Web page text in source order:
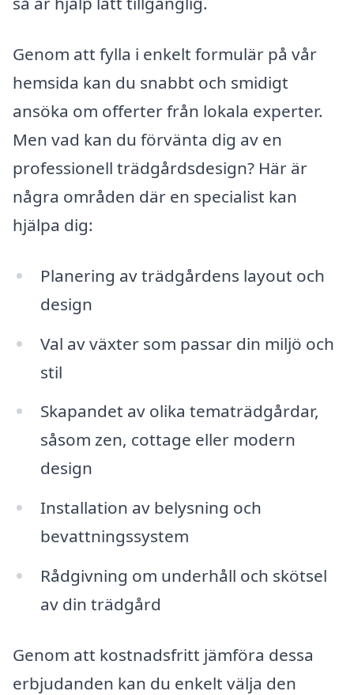
Genom att fylla i enkelt formulär på vår
hemsida kan du snabbt och smidigt
ansöka om offerter från lokala experter.
Men vad kan du förvänta dig av en
professionell trädgårdsdesign? Här är
några områden där en specialist kan
hjälpa dig:
Planering av trädgårdens layout och
design
Val av växter som passar din miljö och
stil
Skapandet av olika tematrädgårdar,
såsom zen, cottage eller modern
design
Installation av belysning och
bevattningssystem
Rådgivning om underhåll och skötsel
av din trädgård
Genom att kostnadsfritt jämföra dessa
erbjudanden kan du enkelt välja den